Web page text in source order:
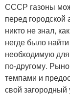
СССР газоны
перед
никто не знал,
негде было
необходимую
по-другому.
темпами и
свой загородный